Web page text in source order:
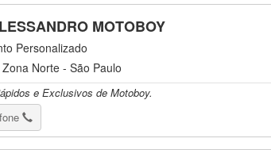
MOTOBOY
Personalizado
Norte - São Paulo
e Exclusivos de Motoboy.